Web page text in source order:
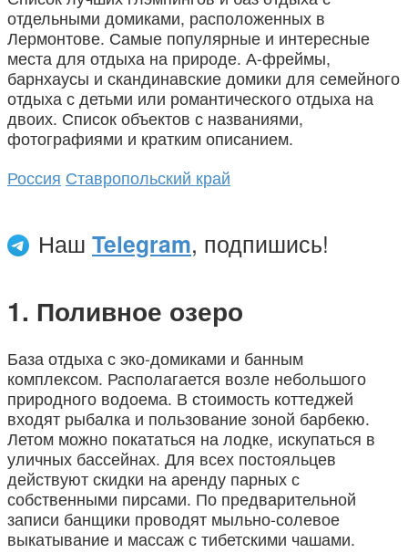
отдельными домиками, расположенных в
Лермонтове. Самые популярные и интересные
места для отдыха на природе. А-фреймы,
барнхаусы и скандинавские домики для семейного
отдыха с детьми или романтического отдыха на
двоих. Список объектов с названиями,
фотографиями и кратким описанием.
Россия Ставропольский край
Наш Telegram, подпишись!
Поливное озеро
База отдыха с эко-домиками и банным
комплексом. Располагается возле небольшого
природного водоема. В стоимость коттеджей
входят рыбалка и пользование зоной барбекю.
Летом можно покататься на лодке, искупаться в
уличных бассейнах. Для всех постояльцев
действуют скидки на аренду парных с
собственными пирсами. По предварительной
записи банщики проводят мыльно-солевое
выкатывание и массаж с тибетскими чашами.